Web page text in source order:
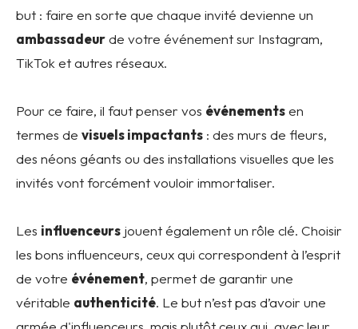
but : faire en sorte que chaque invité devienne un
ambassadeurde votre événement sur Instagram,
TikTok et autres réseaux.
Pour ce faire, il faut penser vos événementsen
termes de visuels impactants : des murs de fleurs,
des néons géants ou des installations visuelles que les
invités vont forcément vouloir immortaliser.
Les influenceurs jouent également un rôle clé. Choisir
les bons influenceurs, ceux qui correspondent à l’esprit
de votre événement, permet de garantir une
véritable authenticité. Le but n’est pas d’avoir une